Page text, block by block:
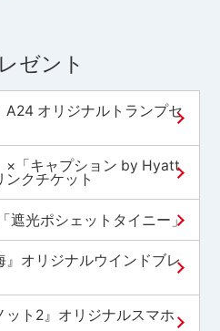
ゼント
A24 オリジナルトランプセ
×「キャプション by Hyatt
クチケット
遮光ポシェットタイニー」
』オリジナルウインドブレ
ト2』オリジナルスマホ